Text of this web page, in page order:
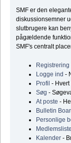
SMF er den
diskussionsemner
slutbrugere kan
pågældende
SMF's centralt
Registrering
Logge ind -
Profil -
Søg -
At poste -
Bulletin
Personlige
Medlemsliste
Kalender -